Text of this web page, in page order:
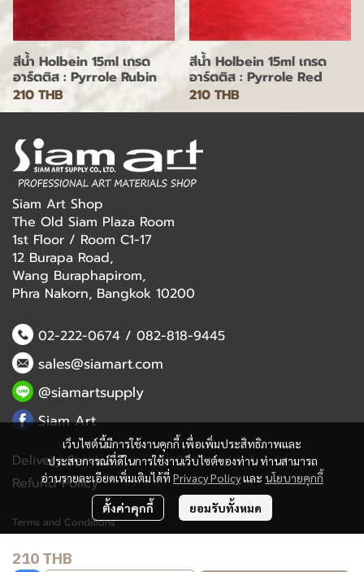
สีน้ำ Holbein 15ml เกรด
อาร์ตติส : Pyrrole Rubin
210 THB
สีน้ำ Holbein 15ml เกรด
อาร์ตติส : Pyrrole Red
210 THB
210 THB
เว็บไซต์นี้มีการใช้งานคุกกี้ เพื่อเพิ่มประสิทธิภาพและ
ประสบการณ์ที่ดีในการใช้งานเว็บไซต์ของท่าน ท่านสามารถ
อ่านรายละเอียดเพิ่มเติมได้ที่ Privacy Policyและ นโยบายคุกกี้
ตั้งค่าคุกกี้ ยอมรับทั้งหมด
Siam Art Shop
The Old Siam Plaza Room
1st Floor / Room C1-17
12 Burapa Road,
Wang Buraphapirom,
Phra Nakorn, Bangkok 10200
02-222-0674/ 082-818-9445
sales@siamart.com
@siamartsupply
Siam Art
Delivery Service
Refund Policy
Terms and Conditions